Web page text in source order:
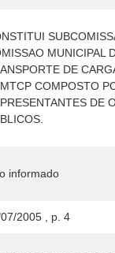
MUNICIPAL
DE
COMPOSTO
DE
informado
2005 , p. 4